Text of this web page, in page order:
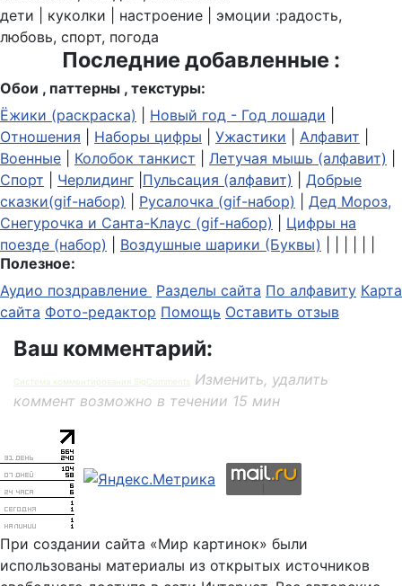
дети | куколки | настроение | эмоции :радость,
любовь, спорт, погода
Последние добавленные :
Обои , паттерны , текстуры:
Ёжики (раскраска)
Новый год - Год лошади
Отношения
Наборы цифры Ужастики Алфавит
Военные
Колобок танкист Летучая мышь (алфавит)
Спорт
Черлидинг Пульсация (алфавит)
Добрые
сказки(gif-набор)
Русалочка (gif-набор)
Дед Мороз,
Снегурочка и Санта-Клаус (gif-набор)
Цифры на
поезде (набор)
Воздушные шарики (Буквы)
Полезное:
Аудио поздравление Разделы сайта По алфавиту Карта
сайта Фото-редактор Помощь Оставить отзыв
Ваш комментарий:
Система комментирования SigComments
Изменить, удалить
коммент возможно в течении 15 мин
При создании сайта «Мир картинок» были
использованы материалы из открытых источников